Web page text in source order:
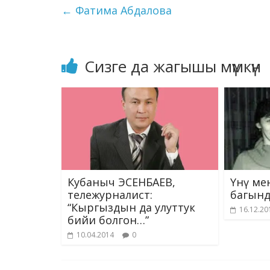
k p
← Фатима Абдалова
Сизге да жагышы мүмкүн
Кубаныч ЭСЕНБАЕВ,
тележурналист:
“Кыргыздын да улуттук
бийи болгон…”
10.04.2014 0
Үнү